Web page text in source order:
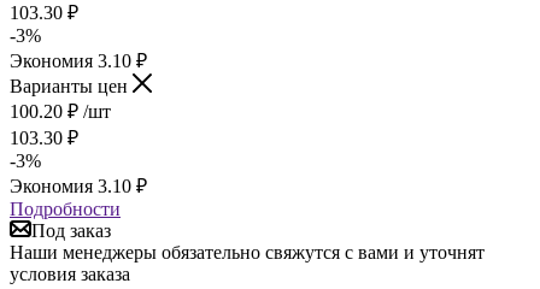
103.30 ₽
-3%
Экономия 3.10 ₽
Варианты цен
100.20 ₽ /шт
103.30 ₽
-3%
Экономия 3.10 ₽
Подробности
Под заказ
Наши менеджеры обязательно свяжутся с вами и уточнят
условия заказа